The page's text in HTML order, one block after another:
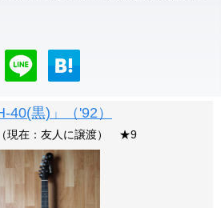
40(黒)」（'92）
現在：友人に譲渡） ★9